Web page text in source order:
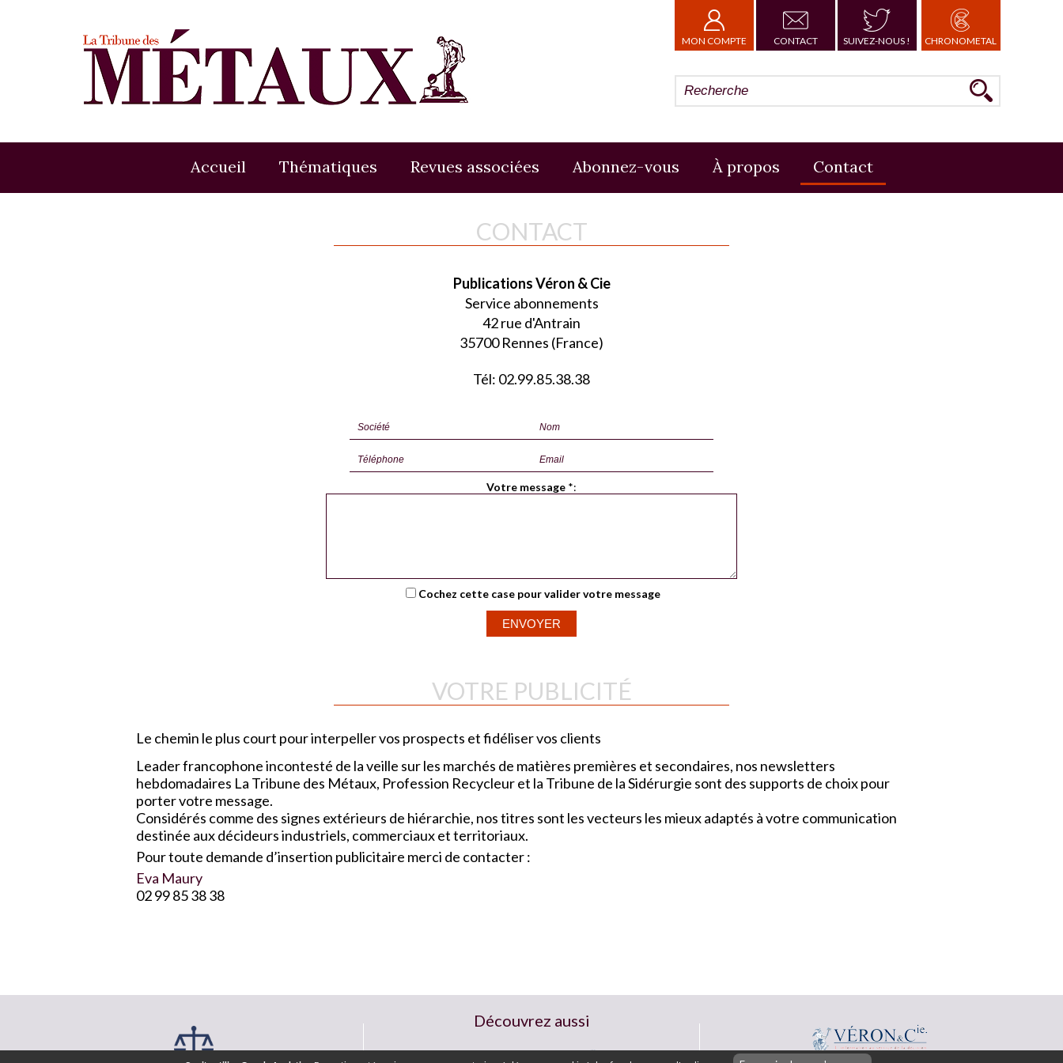
MON COMPTE CONTACT SUIVEZ-NOUS ! CHRONOMETAL
Accueil Thématiques Revues associées Abonnez-vous À propos Contact
CONTACT
Publications Véron & Cie
Service abonnements
42 rue d'Antrain
35700 Rennes (France)
Tél: 02.99.85.38.38
Votre message *:
Cochez cette case pour valider votre message
VOTRE PUBLICITÉ
Le chemin le plus court pour interpeller vos prospects et fidéliser vos clients
Leader francophone incontesté de la veille sur les marchés de matières premières et secondaires, nos newsletters
hebdomadaires La Tribune des Métaux, Profession Recycleur et la Tribune de la Sidérurgie sont des supports de choix pour
porter votre message.
Considérés comme des signes extérieurs de hiérarchie, nos titres sont les vecteurs les mieux adaptés à votre communication
destinée aux décideurs industriels, commerciaux et territoriaux.
Pour toute demande d’insertion publicitaire merci de contacter :
Eva Maury
02 99 85 38 38
Découvrez aussi